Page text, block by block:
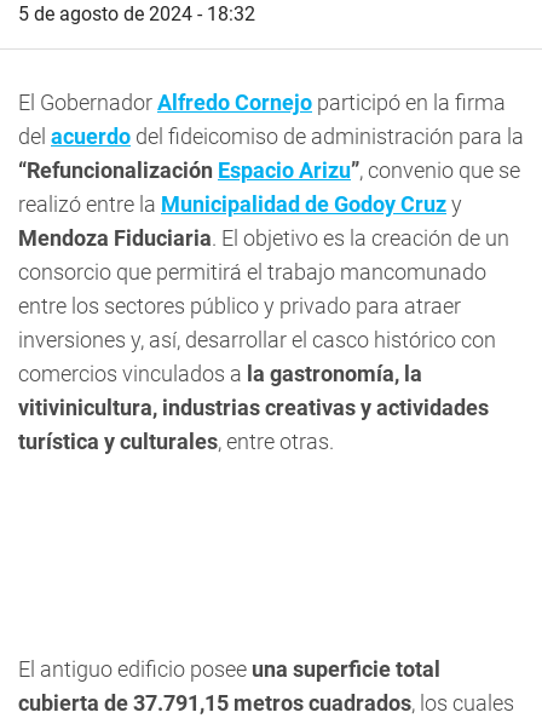
5 de agosto de 2024 - 18:32
El GobernadorAlfredo Cornejo participó en la firma
del acuerdo del fideicomiso de administración para la
“Refuncionalización Espacio Arizu”, convenio que se
realizó entre la Municipalidad de Godoy Cruzy
Mendoza Fiduciaria. El objetivo es la creación de un
consorcio que permitirá el trabajo mancomunado
entre los sectores público y privado para atraer
inversiones y, así, desarrollar el casco histórico con
comercios vinculados a la gastronomía, la
vitivinicultura, industrias creativas y actividades
turística y culturales, entre otras.
El antiguo edificio posee una superficie total
cubierta de 37.791,15 metros cuadrados, los cuales